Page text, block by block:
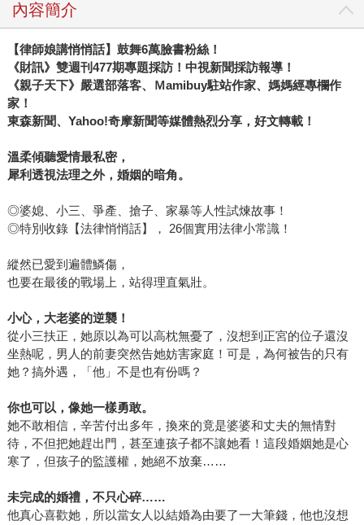
內容簡介
【律師娘講悄悄話】鼓舞6萬臉書粉絲！
《財訊》雙週刊477期專題採訪！中視新聞採訪報導！
《親子天下》嚴選部落客、Ｍamibuy駐站作家、媽媽經專欄作
家！
東森新聞、 Yahoo!奇摩新聞等媒體熱烈分享，好文轉載！
溫柔傾聽愛情最私密，
犀利透視法理之外，婚姻的暗角。
◎婆媳、小三、爭產、搶子、家暴等人性試煉故事！
◎特別收錄【法律悄悄話】， 26個實用法律小常識！
縱然已愛到遍體鱗傷，
也要在最後的戰場上，站得理直氣壯。
小心，大老婆的逆襲！
從小三扶正，她原以為可以高枕無憂了，沒想到正宮的位子還沒
坐熱呢，男人的前妻突然告她妨害家庭！可是，為何被告的只有
她？搞外遇，「他」不是也有份嗎？
你也可以，像她一樣勇敢。
她不敢相信，辛苦付出多年，換來的竟是婆婆和丈夫的無情對
待，不但把她趕出門，甚至連孩子都不讓她看！這段婚姻她是心
寒了，但孩子的監護權，她絕不放棄……
未完成的婚禮，不只心碎……
他真心喜歡她，所以當女人以結婚為由要了一大筆錢，他也沒想